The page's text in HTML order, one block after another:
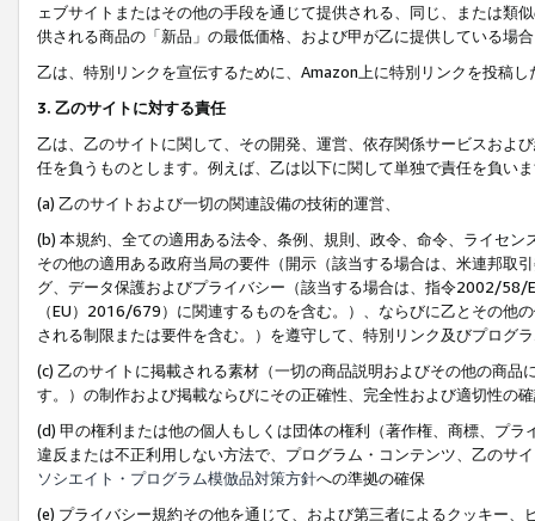
ェブサイトまたはその他の手段を通じて提供される、同じ、または類
供される商品の「新品」の最低価格、および甲が乙に提供している場
乙は、特別リンクを宣伝するために、Amazon上に特別リンクを投稿
3. 乙のサイトに対する責任
乙は、乙のサイトに関して、その開発、運営、依存関係サービスおよ
任を負うものとします。例えば、乙は以下に関して単独で責任を負い
(a) 乙のサイトおよび一切の関連設備の技術的運営、
(b) 本規約、全ての適用ある法令、条例、規則、政令、命令、ライセ
その他の適用ある政府当局の要件（開示（該当する場合は、米連邦取
グ、データ保護およびプライバシー（該当する場合は、指令2002/58/
（EU）2016/679）に関連するものを含む。）、ならびに乙とその他
される制限または要件を含む。）を遵守して、特別リンク及びプログ
(c) 乙のサイトに掲載される素材（一切の商品説明およびその他の商
す。）の制作および掲載ならびにその正確性、完全性および適切性の
(d) 甲の権利または他の個人もしくは団体の権利（著作権、商標、プ
違反または不正利用しない方法で、プログラム・コンテンツ、乙のサ
ソシエイト・プログラム模倣品対策方針への準拠の確保
(e) プライバシー規約その他を通じて、および第三者によるクッキー